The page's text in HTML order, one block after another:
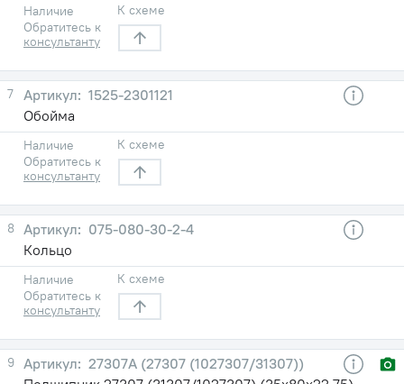
Наличие
Обратитесь к
консультанту
К схеме
7
1525-2301121
Обойма
Наличие
Обратитесь к
консультанту
К схеме
8
075-080-30-2-4
Кольцо
Наличие
Обратитесь к
консультанту
К схеме
9
27307А (27307 (1027307/31307))